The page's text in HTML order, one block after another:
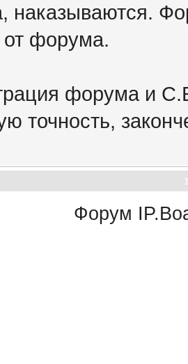
наказываются.
от форума.
форума и
точность,
Форум